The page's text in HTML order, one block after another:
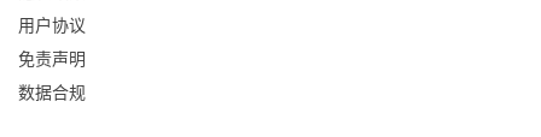
用户协议
免责声明
数据合规